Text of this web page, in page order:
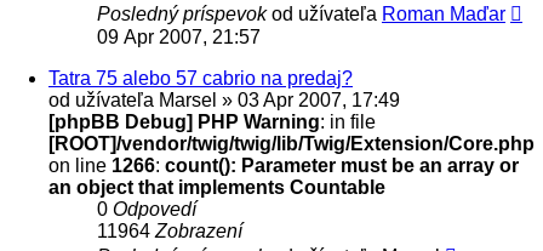
Posledný príspevokod užívateľa Roman Maďar
09 Apr 2007, 21:57
Tatra 75 alebo 57 cabrio na predaj?
od užívateľa Marsel » 03 Apr 2007, 17:49
[phpBB Debug] PHP Warning: in file
[ROOT]/vendor/twig/twig/lib/Twig/Extension/Core.php
on line 1266: count(): Parameter must be an array or
an object that implements Countable
0 Odpovedí
11964 Zobrazení